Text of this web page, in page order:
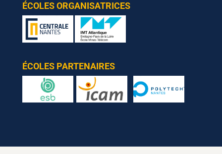
ÉCOLES ORGANISATRICES
ÉCOLES PARTENAIRES